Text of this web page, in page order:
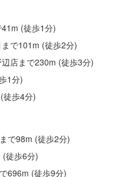
(徒歩1分)
で101m (徒歩2分)
店まで230m (徒歩3分)
1分)
徒歩4分)
で98m (徒歩2分)
(徒歩6分)
696m (徒歩9分)